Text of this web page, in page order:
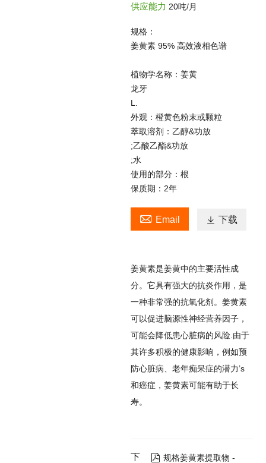
供应能力 20吨/月
规格：
姜黄素 95% 高效液相色谱
植物学名称：姜黄
龙牙
L.
外观：橙黄色粉末或颗粒
萃取溶剂：乙醇&功放
;乙酸乙酯&功放
;水
使用的部分：根
保质期：2年
 Email  下载
姜黄素是姜黄中的主要活性成
分。它具有强大的抗炎作用，是
一种非常强的抗氧化剂。姜黄素
可以促进脑源性神经营养因子，
可能会降低患心脏病的风险. 由于
其许多积极的健康影响，例如预
防心脏病、老年痴呆症的潜力’s
和癌症，姜黄素可能有助于长
寿。
下
 规格姜黄素提取物 -